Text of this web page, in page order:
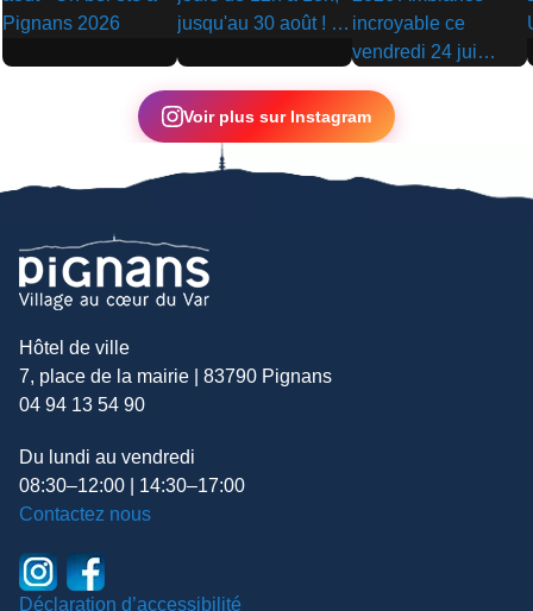
▶ ▶
▶
Voir plus sur Instagram
Hôtel de ville
7, place de la mairie | 83790 Pignans
04 94 13 54 90
Du lundi au vendredi
08:30–12:00 | 14:30–17:00
Contactez nous
Déclaration d’accessibilité